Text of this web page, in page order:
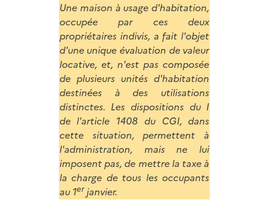
Une maison à usage d'habitation,
occupée par ces deux
propriétaires indivis, a fait l'objet
d'une unique évaluation de valeur
locative, et, n'est pas composée
de plusieurs unités d'habitation
destinées à des utilisations
distinctes. Les dispositions du I
de l'article 1408 du CGI, dans
cette situation, permettent à
l'administration, mais ne lui
imposent pas, de mettre la taxe à
la charge de tous les occupants
au 1erjanvier.